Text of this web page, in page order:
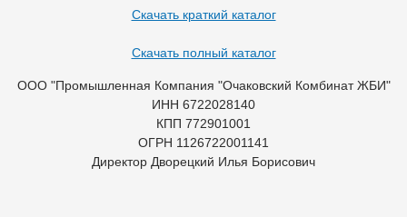
Скачать краткий каталог
Скачать полный каталог
ООО "Промышленная Компания "Очаковский Комбинат ЖБИ"
ИНН 6722028140
КПП 772901001
ОГРН 1126722001141
Директор Дворецкий Илья Борисович